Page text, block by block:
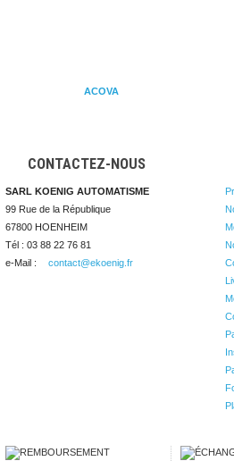
ACOVA
CONTACTEZ-NOUS
SARL KOENIG AUTOMATISME
99 Rue de la République
67800 HOENHEIM
Tél : 03 88 22 76 81
e-Mail :
contact@ekoenig.fr